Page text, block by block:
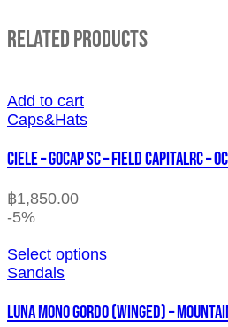
Related Products
Add to cart
Caps&Hats
CIELE – GOCAP SC – FIELD CAPITALRC –
฿1,850.00
-5%
Select options
Sandals
LUNA MONO GORDO (WINGED) –